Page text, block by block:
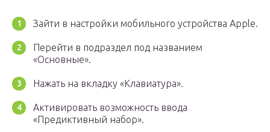
Зайти в настройки мобильного устройства Apple.
Перейти в подраздел под названием
«Основные».
Нажать на вкладку «Клавиатура».
Активировать возможность ввода
«Предиктивный набор».